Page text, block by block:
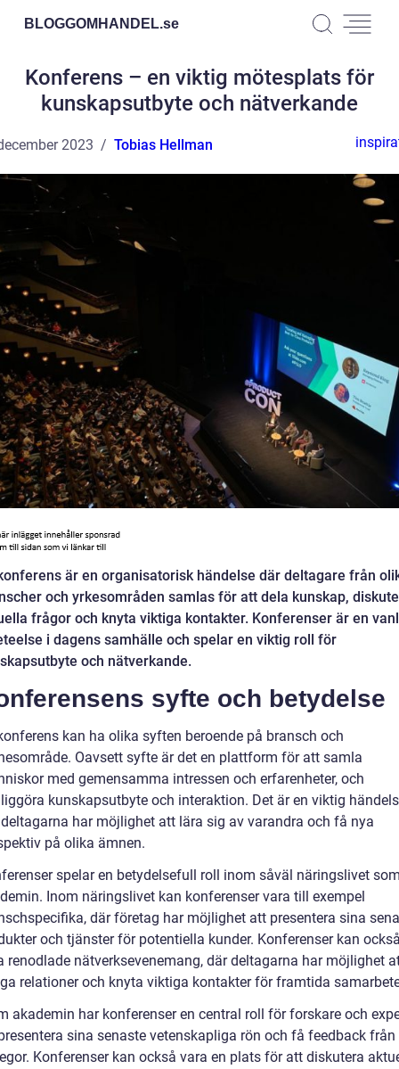
BLOGGOMHANDEL.se
Konferens – en viktig mötesplats för
kunskapsutbyte och nätverkande
2023 Tobias Hellman
är en organisatorisk händelse där deltagare från
och yrkesområden samlas för att dela kunskap,
frågor och knyta viktiga kontakter. Konferenser är en
i dagens samhälle och spelar en viktig roll för
och nätverkande.
syfte och betydelse
kan ha olika syften beroende på bransch och
Oavsett syfte är det en plattform för att samla
med gemensamma intressen och erfarenheter, och
kunskapsutbyte och interaktion. Det är en viktig
har möjlighet att lära sig av varandra och få nya
på olika ämnen.
spelar en betydelsefull roll inom såväl näringslivet
Inom näringslivet kan konferenser vara till exempel
där företag har möjlighet att presentera sina
och tjänster för potentiella kunder. Konferenser kan
renodlade nätverksevenemang, där deltagarna har möjlighet
relationer och knyta viktiga kontakter för framtida
akademin har konferenser en central roll för forskare och
sina senaste vetenskapliga rön och få feedback från
Konferenser kan också vara en plats för att diskutera